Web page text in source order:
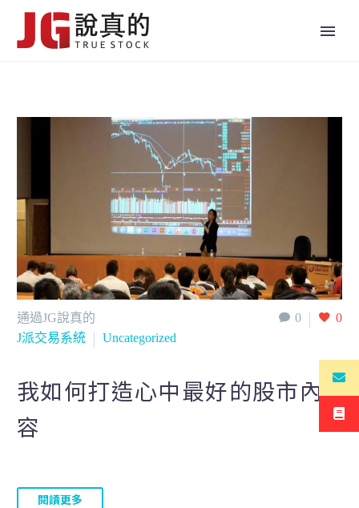
0 0
通過JG說真的
J派交易系統
Uncategorized
我如何打造心中最好的股市內
容
閱讀更多